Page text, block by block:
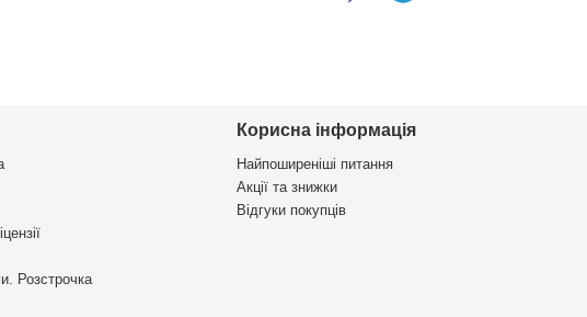
Розстрочка
Корисна інформація
Найпоширеніші питання
Акції та знижки
Відгуки покупців